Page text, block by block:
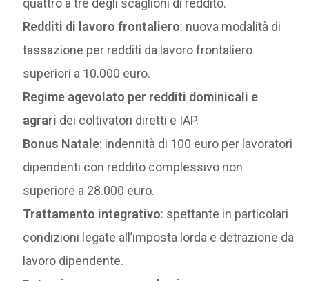
quattro a tre degli scaglioni di reddito.
Redditi di lavoro frontaliero: nuova modalità di
tassazione per redditi da lavoro frontaliero
superiori a 10.000 euro.
Regime agevolato per redditi dominicali e
agrari dei coltivatori diretti e IAP.
Bonus Natale: indennità di 100 euro per lavoratori
dipendenti con reddito complessivo non
superiore a 28.000 euro.
Trattamento integrativo: spettante in particolari
condizioni legate all’imposta lorda e detrazione da
lavoro dipendente.